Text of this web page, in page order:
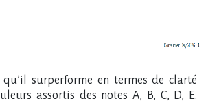
qu’il surperforme en termes de clarté
assortis des notes A, B, C, D, E.